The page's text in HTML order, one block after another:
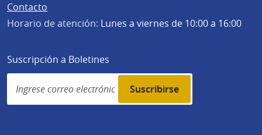
Contacto
Horario de atención: Lunes a viernes de 10:00 a 16:00
Suscripción a Boletines
Simplenews
subscription